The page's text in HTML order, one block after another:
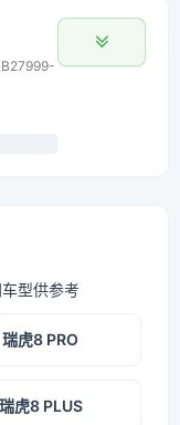
型供参考
瑞虎8 PRO
瑞虎8 PLUS